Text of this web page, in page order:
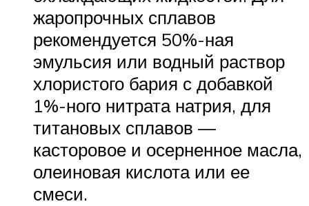
жаропрочных сплавов
рекомендуется 50%-ная
эмульсия или водный раствор
хлористого бария с добавкой
1%-ного нитрата натрия, для
титановых сплавов —
касторовое и осерненное масла,
олеиновая кислота или ее
смеси.